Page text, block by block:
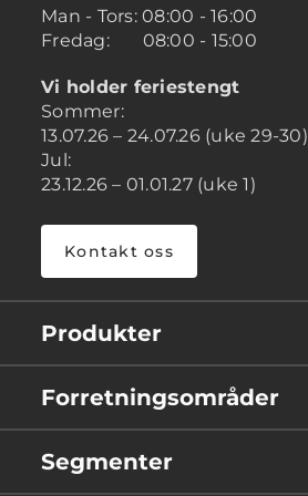
Man - Tors: 08:00 - 16:00
Fredag: 08:00 - 15:00
Vi holder feriestengt
Sommer:
13.07.26 – 24.07.26 (uke 29-30)
Jul:
23.12.26 – 01.01.27 (uke 1)
Kontakt oss
Produkter
Forretningsområder
Segmenter